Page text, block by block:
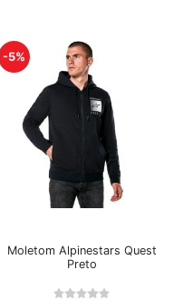
-5%
Moletom Alpinestars Quest
Preto